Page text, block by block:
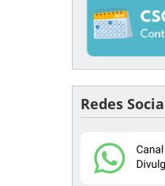
Redes